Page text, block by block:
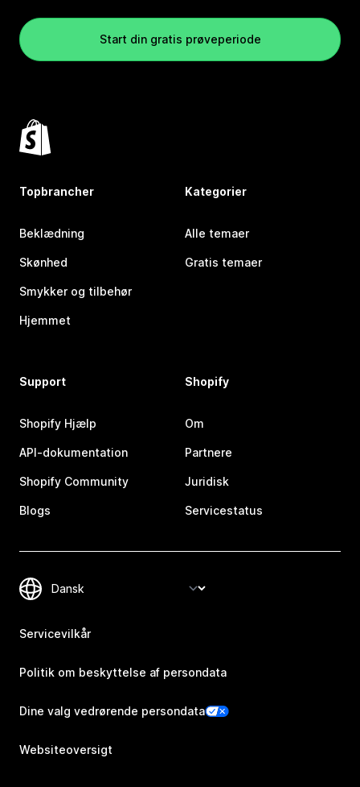
Start din gratis prøveperiode
Topbrancher
Beklædning
Skønhed
Smykker og tilbehør
Hjemmet
Kategorier
Alle temaer
Gratis temaer
Support
Shopify Hjælp
API-dokumentation
Shopify Community
Blogs
Shopify
Om
Partnere
Juridisk
Servicestatus
Servicevilkår
Politik om beskyttelse af persondata
Dine valg vedrørende persondata
Websiteoversigt